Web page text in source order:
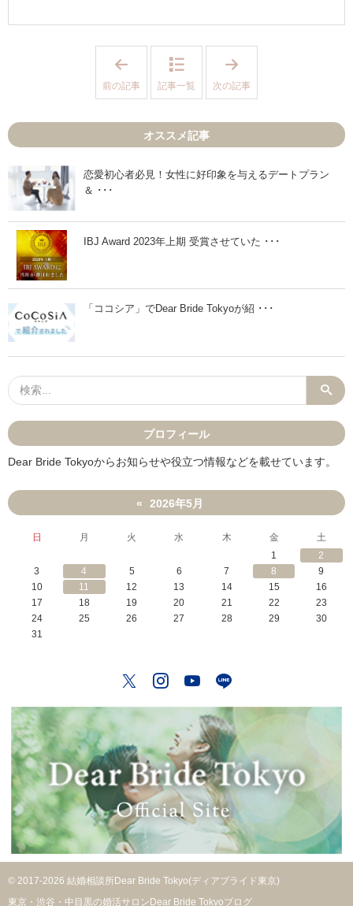
：
ッ
ク
ア
プ
会
申
タ
ミ
ど
」
前の記事 記事一覧
：
り
い
バ
レ
場
定
き
次の記事
オススメ記事
恋愛初心者必見！女性に好印象を与えるデートプラン
＆ ･･･
IBJ Award 2023年上期 受賞させていた ･･･
「ココシア」でDear Bride Tokyoが紹 ･･･
プロフィール
Dear Bride Tokyoからお知らせや役立つ情報などを載せています。
« 2026年5月
日 月 火 水 木 金
土
1
2
3
4 5 6 7 8
9
10
11 12 13 14 15
16
17
18 19 20 21 22
23
24
25 26 27 28 29
30
31
TwitterInstagram
YouTube
© 2017-2026 結婚相談所Dear Bride Tokyo(ディアブライド東京)
東京・渋谷・中目黒の婚活サロンDear Bride Tokyoブログ